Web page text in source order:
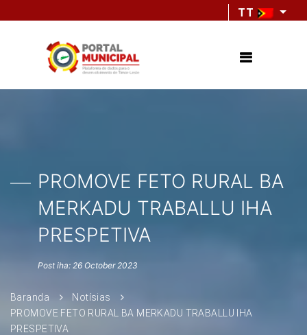
TT
PROMOVE FETO RURAL BA
MERKADU TRABALLU IHA
PRESPETIVA
Post iha: 26 October 2023
Baranda
Notísias
PROMOVE FETO RURAL BA MERKADU TRABALLU IHA
PRESPETIVA